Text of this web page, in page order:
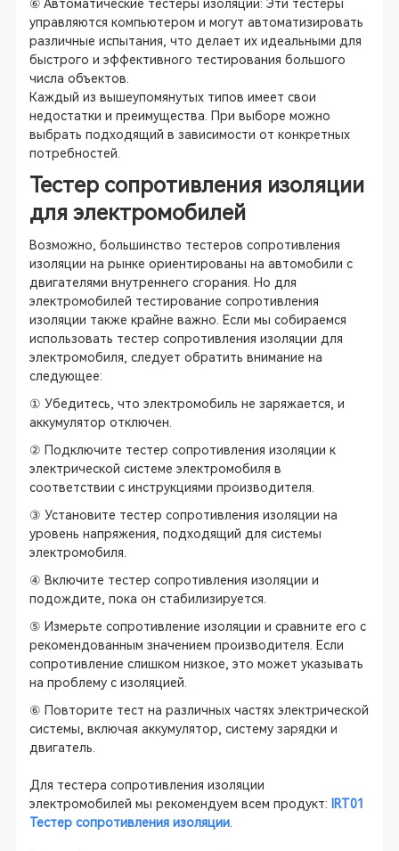
⑥ Автоматические тестеры изоляции: Эти тестеры
управляются компьютером и могут автоматизировать
различные испытания, что делает их идеальными для
быстрого и эффективного тестирования большого
числа объектов.
Каждый из вышеупомянутых типов имеет свои
недостатки и преимущества. При выборе можно
выбрать подходящий в зависимости от конкретных
потребностей.
Тестер сопротивления изоляции
для электромобилей
Возможно, большинство тестеров сопротивления
изоляции на рынке ориентированы на автомобили с
двигателями внутреннего сгорания. Но для
электромобилей тестирование сопротивления
изоляции также крайне важно. Если мы собираемся
использовать тестер сопротивления изоляции для
электромобиля, следует обратить внимание на
следующее:
① Убедитесь, что электромобиль не заряжается, и
аккумулятор отключен.
② Подключите тестер сопротивления изоляции к
электрической системе электромобиля в
соответствии с инструкциями производителя.
③ Установите тестер сопротивления изоляции на
уровень напряжения, подходящий для системы
электромобиля.
④ Включите тестер сопротивления изоляции и
подождите, пока он стабилизируется.
⑤ Измерьте сопротивление изоляции и сравните его с
рекомендованным значением производителя. Если
сопротивление слишком низкое, это может указывать
на проблему с изоляцией.
⑥ Повторите тест на различных частях электрической
системы, включая аккумулятор, систему зарядки и
двигатель.
Для тестера сопротивления изоляции
электромобилей мы рекомендуем всем продукт:
IRT01
Тестер сопротивления изоляции.